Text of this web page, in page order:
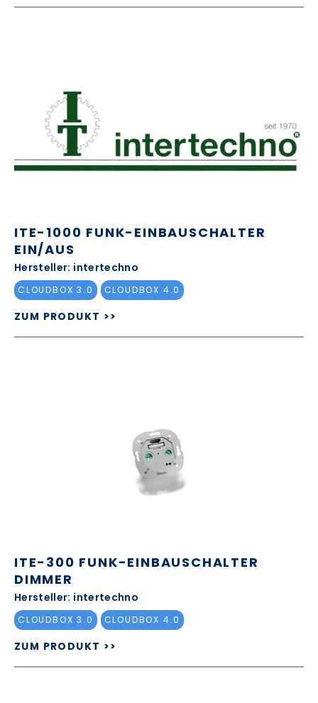
ITE-1000 FUNK-EINBAUSCHALTER
EIN/AUS
Hersteller: intertechno
CLOUDBOX 3.0 CLOUDBOX 4.0
ZUM PRODUKT >>
ITE-300 FUNK-EINBAUSCHALTER
DIMMER
Hersteller: intertechno
CLOUDBOX 3.0 CLOUDBOX 4.0
ZUM PRODUKT >>